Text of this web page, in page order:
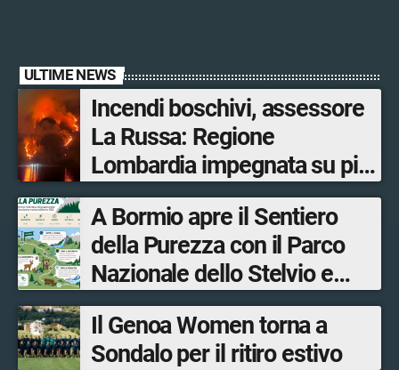
ULTIME NEWS
Incendi boschivi, assessore
La Russa: Regione
Lombardia impegnata su più
fronti, 48 volontari coinvolti
tra le province di Lecco,
Sondrio, Milano e Como
A Bormio apre il Sentiero
della Purezza con il Parco
Nazionale dello Stelvio e
Bormio Tourism
Il Genoa Women torna a
Sondalo per il ritiro estivo